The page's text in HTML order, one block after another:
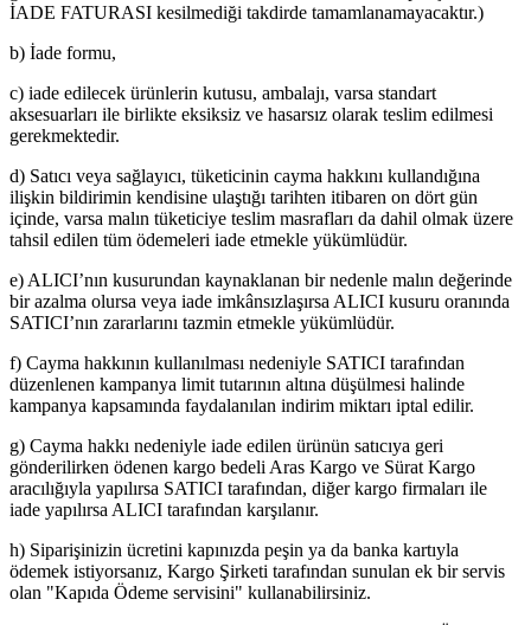
İADE FATURASI kesilmediği takdirde tamamlanamayacaktır.)
b) İade formu,
c) iade edilecek ürünlerin kutusu, ambalajı, varsa standart
aksesuarları ile birlikte eksiksiz ve hasarsız olarak teslim edilmesi
gerekmektedir.
d) Satıcı veya sağlayıcı, tüketicinin cayma hakkını kullandığına
ilişkin bildirimin kendisine ulaştığı tarihten itibaren on dört gün
içinde, varsa malın tüketiciye teslim masrafları da dahil olmak üzere
tahsil edilen tüm ödemeleri iade etmekle yükümlüdür.
e) ALICI’nın kusurundan kaynaklanan bir nedenle malın değerinde
bir azalma olursa veya iade imkânsızlaşırsa ALICI kusuru oranında
SATICI’nın zararlarını tazmin etmekle yükümlüdür.
f) Cayma hakkının kullanılması nedeniyle SATICI tarafından
düzenlenen kampanya limit tutarının altına düşülmesi halinde
kampanya kapsamında faydalanılan indirim miktarı iptal edilir.
g) Cayma hakkı nedeniyle iade edilen ürünün satıcıya geri
gönderilirken ödenen kargo bedeli Aras Kargo ve Sürat Kargo
aracılığıyla yapılırsa SATICI tarafından, diğer kargo firmaları ile
iade yapılırsa ALICI tarafından karşılanır.
h) Siparişinizin ücretini kapınızda peşin ya da banka kartıyla
ödemek istiyorsanız, Kargo Şirketi tarafından sunulan ek bir servis
olan "Kapıda Ödeme servisini" kullanabilirsiniz.